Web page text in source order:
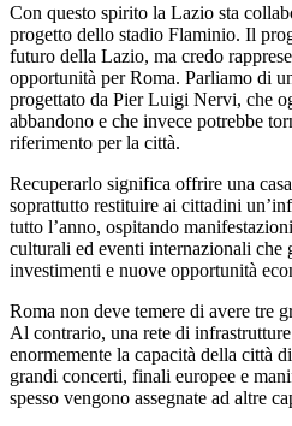
Con questo spirito la Lazio sta
progetto dello stadio Flaminio. Il
futuro della Lazio, ma credo
opportunità per Roma. Parliamo di
progettato da Pier Luigi Nervi, che
abbandono e che invece potrebbe
riferimento per la città.
Recuperarlo significa offrire una
soprattutto restituire ai cittadini
tutto l’anno, ospitando
culturali ed eventi internazionali che
investimenti e nuove opportunità
Roma non deve temere di avere tre
Al contrario, una rete di
enormemente la capacità della città
grandi concerti, finali europee e
spesso vengono assegnate ad altre